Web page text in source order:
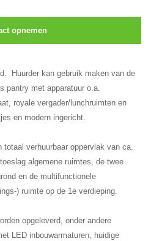
opnemen
Huurder kan gebruik maken van de
pantry met apparatuur o.a.
royale vergader/lunchruimten en
en modern ingericht.
totaal verhuurbaar oppervlak van ca.
algemene ruimtes, de twee
en de multifunctionele
) ruimte op de 1e verdieping.
opgeleverd, onder andere
LED inbouwarmaturen, huidige